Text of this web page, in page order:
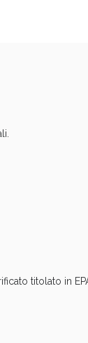
titolato in
al 40%